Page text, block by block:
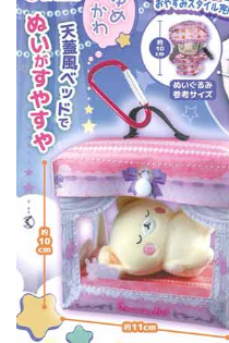
入荷スケジュー
カプセルトイマシン本
カプセルトイ
販促用空カプセル
レンタル
景品・玩具・文具